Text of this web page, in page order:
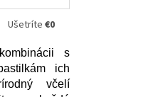
Ušetríte €0
s
ich
včelí